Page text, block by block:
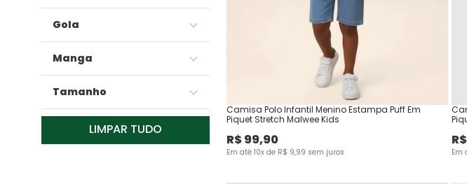
Marrom
Off White
Preto
Rosa
Verde
Vermelho
Gola
Manga
Manga Curta
Manga Longa
Tamanho
1
LIMPAR TUDO
Camisa Polo Infantil Menino Estampa Puff Em
Piquet Stretch Malwee Kids
R$99,90
Em até 10x de R$ 9,99 sem juros
R$
Em